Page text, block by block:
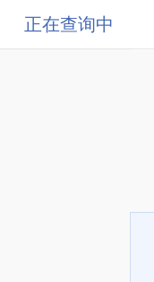
正在查询中